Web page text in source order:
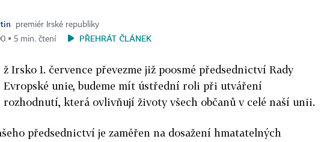
premiér Irské republiky
▪ 5 min. čtení
PŘEHRÁT ČLÁNEK
ž Irsko 1. července převezme již poosmé předsednictví Rady
Evropské unie, budeme mít ústřední roli při utváření
rozhodnutí, která ovlivňují životy všech občanů v celé naší unii.
předsednictví je zaměřen na dosažení hmatatelných